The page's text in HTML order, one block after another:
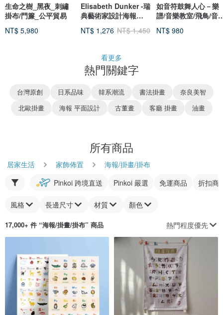
生命之樹_黑夜_刺繡
掛布/門簾_公平貿易
NT$ 5,980
Elisabeth Dunker -瑞
典藝術家設計海報
(40X50cm
NT$ 1,276 NT$ 1,450
如音符鼓舞人心－樂
譜/音樂教室/飛鳥/音
NT$ 980
看更多
熱門關鍵字
台灣原創 日系品味 韓系潮流 書法掛畫
奈良美智
北歐掛畫
海報 平面設計 古董畫 客廳 掛畫 油畫
所有商品
居家生活 家飾佈置
海報/掛畫/掛布
Pinkoi 跨境直送
Pinkoi 嚴選 免運商品 折扣商
風格 長邊尺寸 材質 顏色
17,000+ 件 “海報/掛畫/掛布” 商品 熱門程度優先